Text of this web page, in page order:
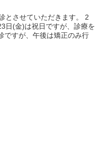
させていただきます。 2